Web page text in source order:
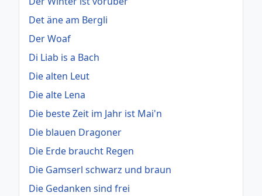
Det äne am Bergli
Der Woaf
Di Liab is a Bach
Die alten Leut
Die alte Lena
Die beste Zeit im Jahr ist Mai'n
Die blauen Dragoner
Die Erde braucht Regen
Die Gamserl schwarz und braun
Die Gedanken sind frei